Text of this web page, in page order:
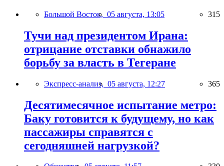
Большой Восток, 05 августа, 13:05 315
Тучи над президентом Ирана:
отрицание отставки обнажило
борьбу за власть в Тегеране
Экспресс-анализ, 05 августа, 12:27 365
Десятимесячное испытание метро:
Баку готовится к будущему, но как
пассажиры справятся с
сегодняшней нагрузкой?